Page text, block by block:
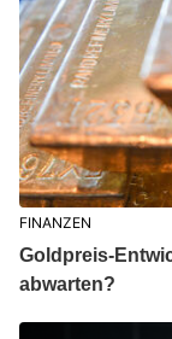
FINANZEN
Goldpreis-
abwarten?